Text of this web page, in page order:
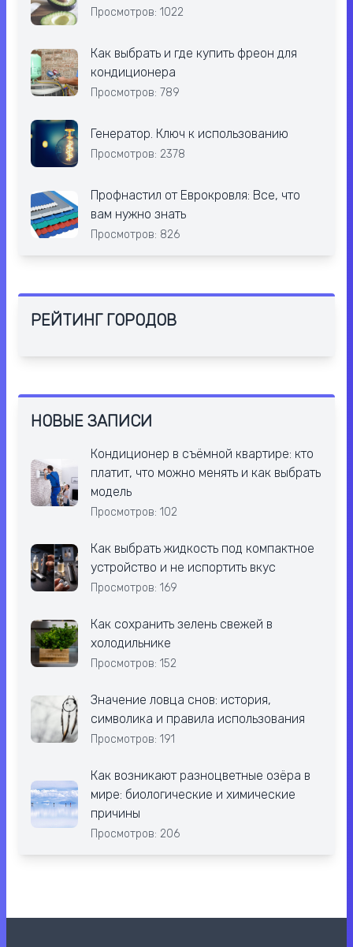
Просмотров: 1022
Как выбрать и где купить фреон для
кондиционера
Просмотров: 789
Генератор. Ключ к использованию
Просмотров: 2378
Профнастил от Еврокровля: Все, что
вам нужно знать
Просмотров: 826
РЕЙТИНГ ГОРОДОВ
НОВЫЕ ЗАПИСИ
Кондиционер в съёмной квартире: кто
платит, что можно менять и как выбрать
модель
Просмотров: 102
Как выбрать жидкость под компактное
устройство и не испортить вкус
Просмотров: 169
Как сохранить зелень свежей в
холодильнике
Просмотров: 152
Значение ловца снов: история,
символика и правила использования
Просмотров: 191
Как возникают разноцветные озёра в
мире: биологические и химические
причины
Просмотров: 206